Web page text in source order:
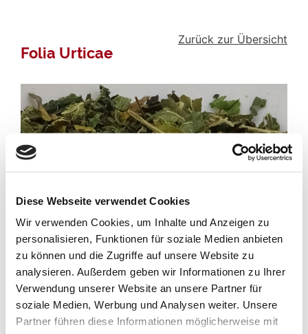
Diese Webseite verwendet Cookies
Wir verwenden Cookies, um Inhalte und Anzeigen zu
personalisieren, Funktionen für soziale Medien anbieten
zu können und die Zugriffe auf unsere Website zu
analysieren. Außerdem geben wir Informationen zu Ihrer
Verwendung unserer Website an unsere Partner für
soziale Medien, Werbung und Analysen weiter. Unsere
Partner führen diese Informationen möglicherweise mit
Zurück zur Übersicht
Folia Urticae
Lateinische Bezeichnung:
Folia Urticae